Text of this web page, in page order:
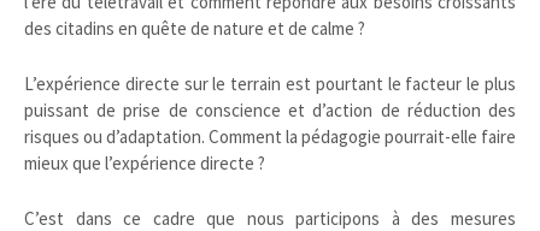
des citadins en quête de nature et de calme ?
L’expérience directe sur le terrain est pourtant le facteur le plus
puissant de prise de conscience et d’action de réduction des
risques ou d’adaptation. Comment la pédagogie pourrait-elle faire
mieux que l’expérience directe ?
C’est dans ce cadre que nous participons à des mesures